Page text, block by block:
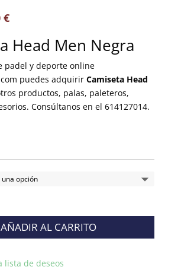
€
Head Men Negra
padel y deporte online
puedes adquirir Camiseta Head
productos, palas, paleteros,
Consúltanos en el 614127014.
AÑADIR AL CARRITO
lista de deseos